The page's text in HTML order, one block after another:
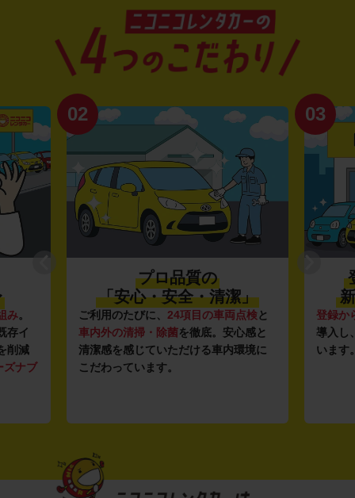
み。
存イ
削減
ズナブ
02
プロ品質の
「安心・安全・清潔」
ご利用のたびに、 24項目の車両点検と
車内外の清掃・除菌を徹底。安心感と
清潔感を感じていただける車内環境に
こだわっています。
03
登録か
導入し
います